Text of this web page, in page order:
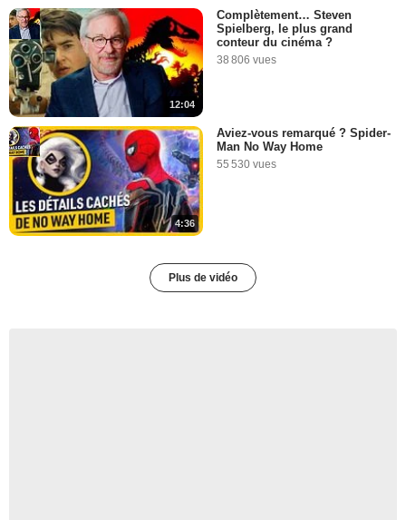
12:04
Complètement… Steven
Spielberg, le plus grand
conteur du cinéma ?
38 806 vues
4:36
Aviez-vous remarqué ? Spider-
Man No Way Home
55 530 vues
Plus de vidéo